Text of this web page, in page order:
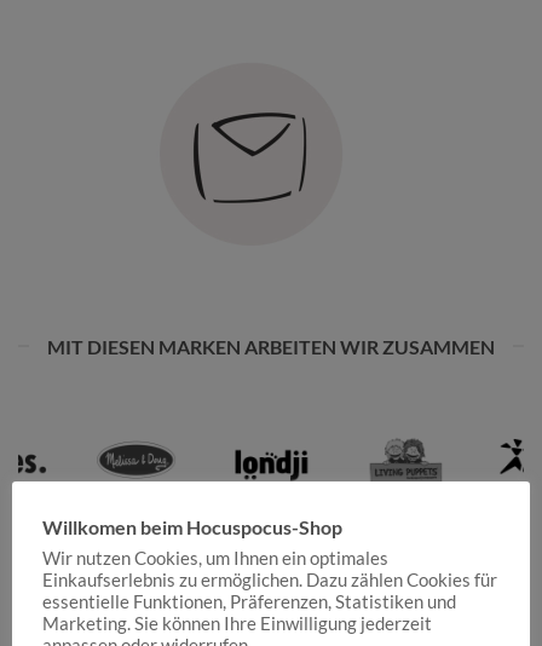
MIT DIESEN MARKEN ARBEITEN WIR ZUSAMMEN
Willkomen beim Hocuspocus-Shop
Wir nutzen Cookies, um Ihnen ein optimales
Einkaufserlebnis zu ermöglichen. Dazu zählen Cookies für
essentielle Funktionen, Präferenzen, Statistiken und
Marketing. Sie können Ihre Einwilligung jederzeit